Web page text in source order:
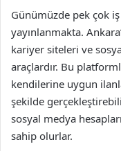
Günümüzde pek çok
yayınlanmakta.
kariyer siteleri ve
araçlardır. Bu
kendilerine uygun
şekilde
sosyal medya
sahip olurlar.